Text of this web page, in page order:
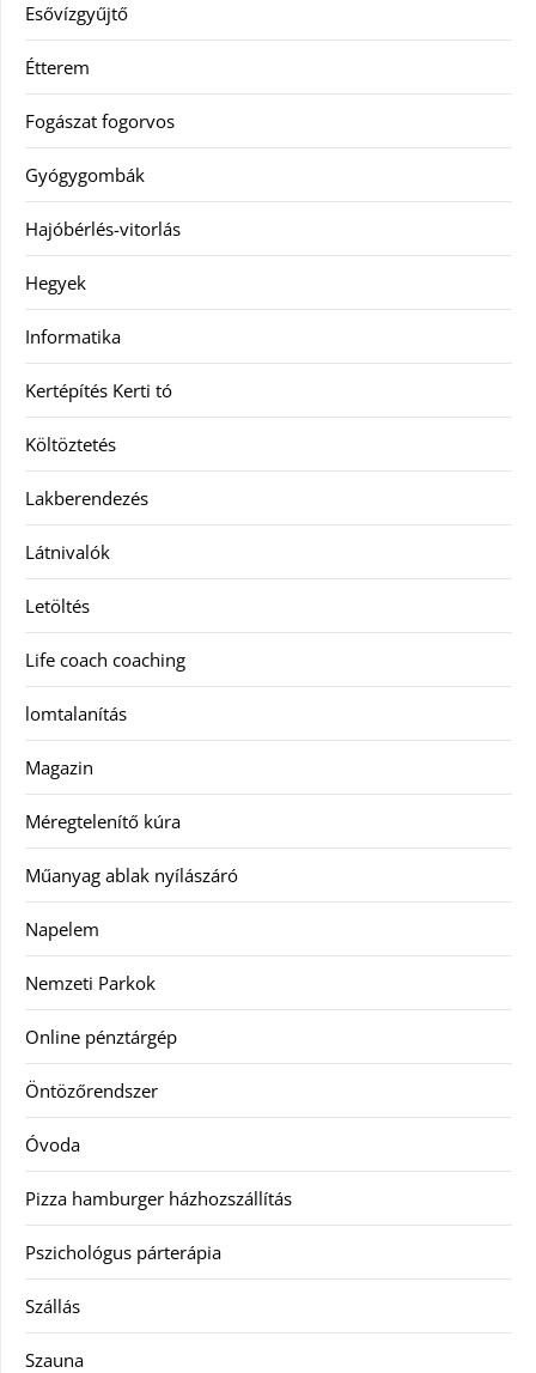
Esővízgyűjtő
Étterem
Fogászat fogorvos
Gyógygombák
Hajóbérlés-vitorlás
Hegyek
Informatika
Kertépítés Kerti tó
Költöztetés
Lakberendezés
Látnivalók
Letöltés
Life coach coaching
lomtalanítás
Magazin
Méregtelenítő kúra
Műanyag ablak nyílászáró
Napelem
Nemzeti Parkok
Online pénztárgép
Öntözőrendszer
Óvoda
Pizza hamburger házhozszállítás
Pszichológus párterápia
Szállás
Szauna